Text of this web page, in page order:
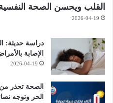
القلب ويحسن الصحة
2026-04-19
دراسة حديثة:
الإصابة
2026-04-19
الصحة تحذر
الحر وتوجه